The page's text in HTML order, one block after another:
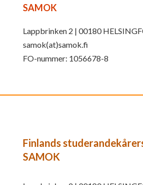
SAMOK
Lappbrinken 2 | 00180
samok(at)samok.fi
FO-nummer: 1056678-8
Finlands
SAMOK